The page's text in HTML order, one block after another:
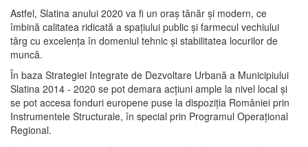
Astfel, Slatina anului 2020 va fi un oraş tânăr şi modern, ce
îmbină calitatea ridicată a spaţiului public şi farmecul vechiului
târg cu excelenţa în domeniul tehnic şi stabilitatea locurilor de
muncă.
În baza Strategiei Integrate de Dezvoltare Urbană a Municipiului
Slatina 2014 - 2020 se pot demara acţiuni ample la nivel local şi
se pot accesa fonduri europene puse la dispoziţia României prin
Instrumentele Structurale, în special prin Programul Operațional
Regional.